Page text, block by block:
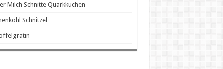
Milch Schnitte Quarkkuchen
Schnitzel